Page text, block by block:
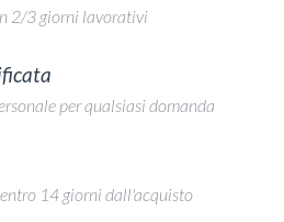
2/3 giorni lavorativi
per qualsiasi domanda
14 giorni dall'acquisto